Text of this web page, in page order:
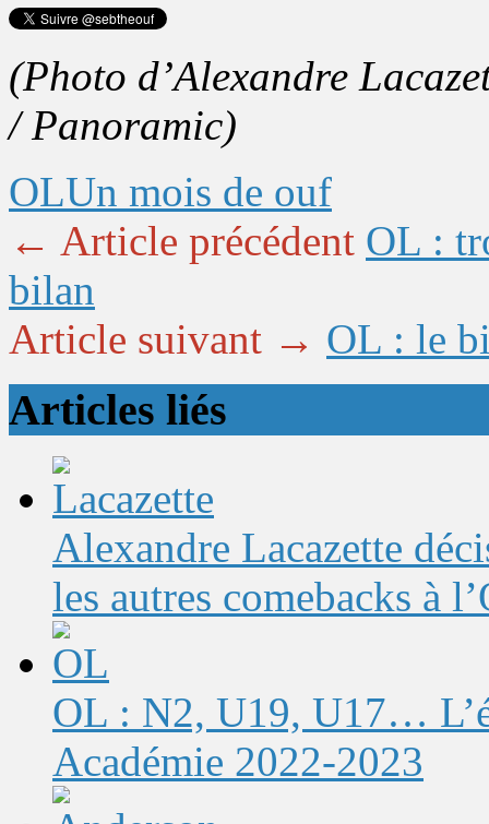
(Photo d’Alexandre
/ Panoramic)
OLUn mois de ouf
← Article précédent OL :
bilan
Article suivant → OL : le
Articles liés
Alexandre Lacazette
les autres comebacks à
OL : N2, U19, U17…
Académie 2022-2023